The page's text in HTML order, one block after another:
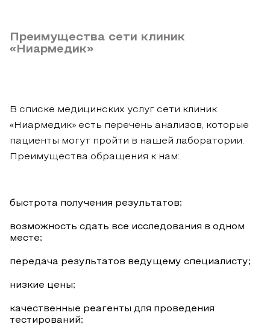
Преимущества сети клиник
«Ниармедик»
В списке медицинских услуг сети клиник
«Ниармедик» есть перечень анализов, которые
пациенты могут пройти в нашей лаборатории.
Преимущества обращения к нам:
быстрота получения результатов;
возможность сдать все исследования в одном
месте;
передача результатов ведущему специалисту;
низкие цены;
качественные реагенты для проведения
тестирований;